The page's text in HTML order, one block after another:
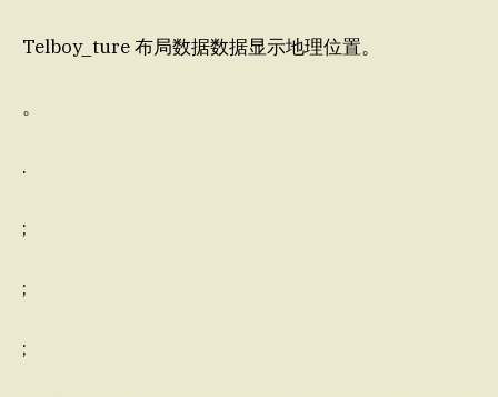
Telboy_ture 布局数据数据显示地理位置。
。
.
;
;
;